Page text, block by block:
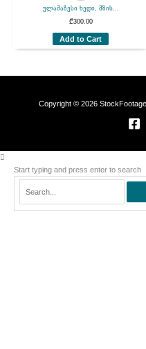
ულამაზესი ხედი, მზის...
₾300.00
Add to Cart
Copyright © 2026
Start typing and press enter to search